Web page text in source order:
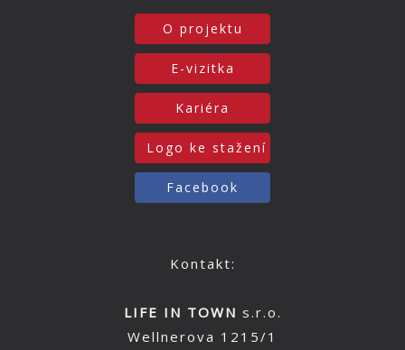
O projektu
E-vizitka
Kariéra
Logo ke stažení
Facebook
Kontakt:
LIFE IN TOWN s.r.o.
Wellnerova 1215/1